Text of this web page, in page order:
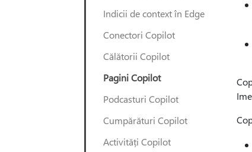
Indicii de context în Edge
Conectori Copilot
Călătorii Copilot
Pagini Copilot
Podcasturi Copilot
Cumpărături Copilot
Activități Copilot